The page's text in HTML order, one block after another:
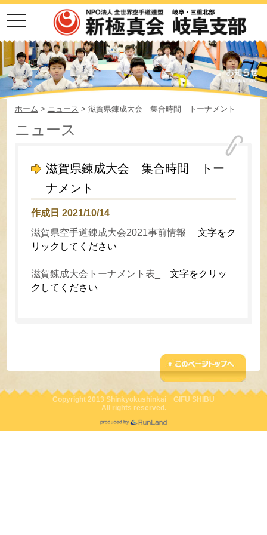
toggle
navigation
ホーム > ニュース > 滋賀県錬成大会 集合時間 トーナメント
ニュース
滋賀県錬成大会 集合時間 トー
ナメント
作成日 2021/10/14
滋賀県空手道錬成大会2021事前情報
文字をク
リックしてください
滋賀錬成大会トーナメント表_
文字をクリッ
クしてください
Copyright 2013 Shinkyokushinkai GIFU SHIBU
All rights reserved.